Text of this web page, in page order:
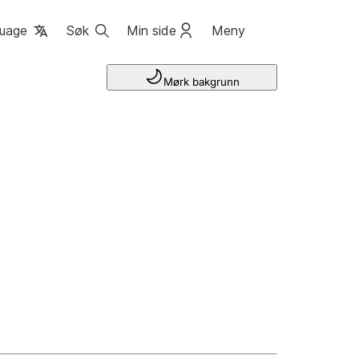
Søk Min side Meny
Mørk bakgrunn